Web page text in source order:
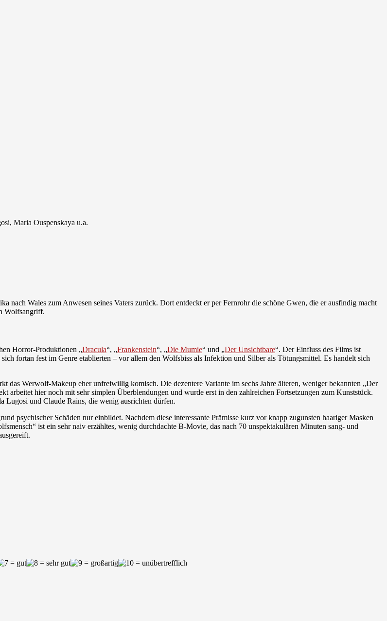
Maria Ouspenskaya u.a.
nach Wales zum Anwesen seines Vaters zurück. Dort entdeckt er per Fernrohr die schöne Gwen, die er ausfindig macht
Wolfsangriff.
Horror-Produktionen „Dracula“, „Frankenstein“, „Die Mumie“ und „Der Unsichtbare“. Der Einfluss des Films ist
fortan fest im Genre etablierten – vor allem den Wolfsbiss als Infektion und Silber als Tötungsmittel. Es handelt sich
das Werwolf-Makeup eher unfreiwillig komisch. Die dezentere Variante im sechs Jahre älteren, weniger bekannten „Der
hier noch mit sehr simplen Überblendungen und wurde erst in den zahlreichen Fortsetzungen zum Kunststück.
Lugosi und Claude Rains, die wenig ausrichten dürfen.
psychischer Schäden nur einbildet. Nachdem diese interessante Prämisse kurz vor knapp zugunsten haariger Masken
ist ein sehr naiv erzähltes, wenig durchdachte B-Movie, das nach 70 unspektakulären Minuten sang- und